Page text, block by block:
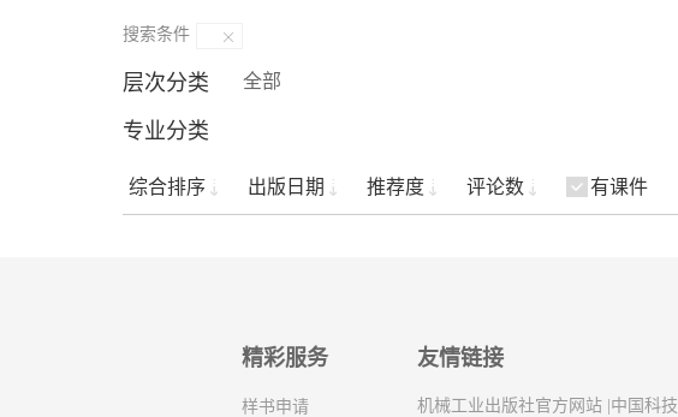
搜索条件
层次分类 全部
专业分类
综合排序 出版日期 推荐度 评论数 有课件
精彩服务
样书申请
友情链接
机械工业出版社官方网站 中国科技